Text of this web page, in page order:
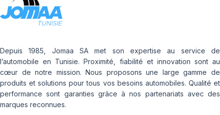
Depuis 1985, Jomaa SA met son expertise au service de
l’automobile en Tunisie. Proximité, fiabilité et innovation sont au
cœur de notre mission. Nous proposons une large gamme de
produits et solutions pour tous vos besoins automobiles. Qualité et
performance sont garanties grâce à nos partenariats avec des
marques reconnues.